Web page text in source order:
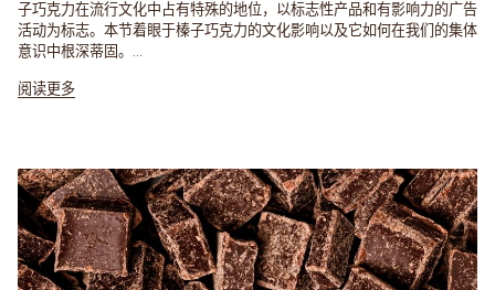
子巧克力在流行文化中占有特殊的地位，以标志性产品和有影响力的广告
活动为标志。本节着眼于榛子巧克力的文化影响以及它如何在我们的集体
意识中根深蒂固。...
阅读更多